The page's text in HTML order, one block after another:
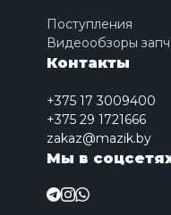
Поступления
Видеообзоры
Контакты
+375 17 3009400
+375 29 1721666
zakaz@mazik.by
Мы в